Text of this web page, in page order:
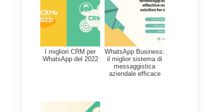
strumento estremamente facile
ed intuitivo da utilizzare, anche
per i principianti.
– Non avrai bisogno di